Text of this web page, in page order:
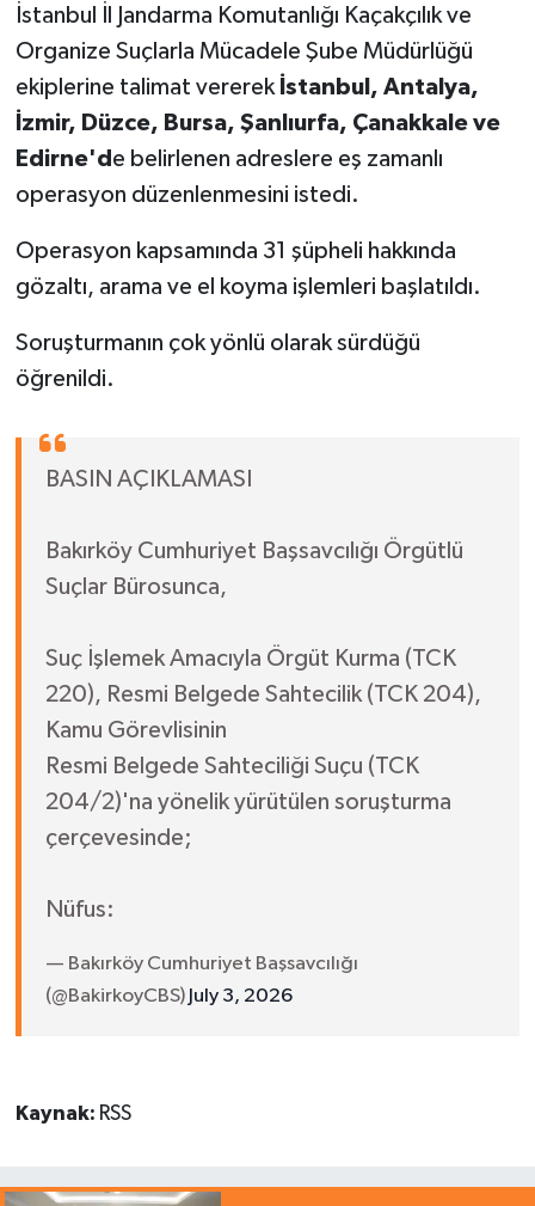
İstanbul İl Jandarma Komutanlığı Kaçakçılık ve
Organize Suçlarla Mücadele Şube Müdürlüğü
ekiplerine talimat vererek İstanbul, Antalya,
İzmir, Düzce, Bursa, Şanlıurfa, Çanakkale ve
Edirne'd e belirlenen adreslere eş zamanlı
operasyon düzenlenmesini istedi.
Operasyon kapsamında 31 şüpheli hakkında
gözaltı, arama ve el koyma işlemleri başlatıldı.
Soruşturmanın çok yönlü olarak sürdüğü
öğrenildi.
BASIN AÇIKLAMASI
Bakırköy Cumhuriyet Başsavcılığı Örgütlü
Suçlar Bürosunca,
Suç İşlemek Amacıyla Örgüt Kurma (TCK
220), Resmi Belgede Sahtecilik (TCK 204),
Kamu Görevlisinin
Resmi Belgede Sahteciliği Suçu (TCK
204/2)'na yönelik yürütülen soruşturma
çerçevesinde;
Nüfus:
— Bakırköy Cumhuriyet Başsavcılığı
(@BakirkoyCBS) July 3, 2026
Kaynak: RSS